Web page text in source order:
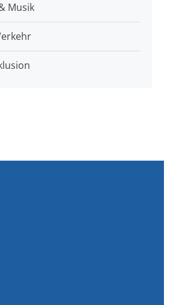
Musik